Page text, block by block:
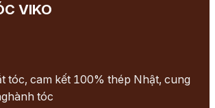
VIKO
tóc, cam kết 100% thép Nhật, cung
tóc